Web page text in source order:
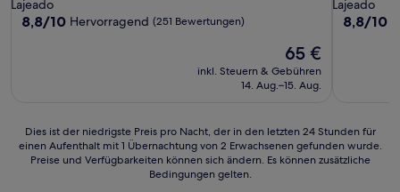
Unterkunft
Lajeado
8.8
8,8/10 Hervorragend (251 Bewertungen)
Der
Preis
beträgt
65 €
inkl. Steuern & Gebühren
14. Aug.–15. Aug.
Lajeado
8.8
8,8/10
Dies
ist
Dies ist der niedrigste Preis pro Nacht, der in den letzten 24 Stunden für
einen Aufenthalt mit 1 Übernachtung von 2 Erwachsenen gefunden wurde.
Preise und Verfügbarkeiten können sich ändern. Es können zusätzliche
Bedingungen gelten.